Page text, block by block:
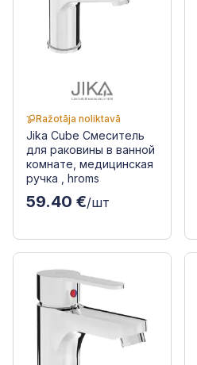
Ražotāja noliktavā
Jika Cube Смеситель
для раковины в ванной
комнате, медицинская
ручка , hroms
59.40 €/шт